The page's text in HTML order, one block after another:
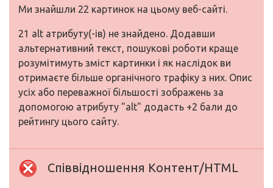
Ми знайшли 22 картинок на цьому веб-сайті.
21 alt атрибуту(-ів) не знайдено. Додавши
альтернативний текст, пошукові роботи краще
розумітимуть зміст картинки і як наслідок ви
отримаєте більше органічного трафіку з них. Опис
усіх або переважної більшості зображень за
допомогою атрибуту "alt" додасть +2 бали до
рейтингу цього сайту.
Співвідношення Контент/HTML